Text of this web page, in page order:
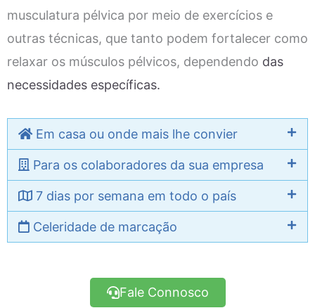
musculatura pélvica por meio de exercícios e
outras técnicas, que tanto podem fortalecer como
relaxar os músculos pélvicos, dependendo das
necessidades específicas.
Em casa ou onde mais lhe convier
Para os colaboradores da sua empresa
7 dias por semana em todo o país
Celeridade de marcação
Fale Connosco